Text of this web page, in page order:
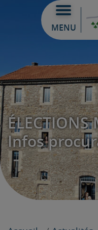
MENU
ÉLECTIONS
Infos